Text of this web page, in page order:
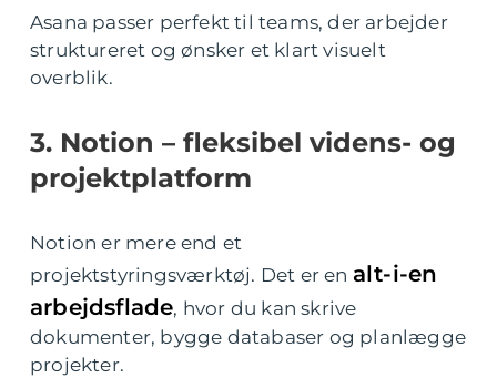
Asana passer perfekt til teams, der arbejder
struktureret og ønsker et klart visuelt
overblik.
3. Notion – fleksibel videns- og
projektplatform
Notion er mere end et
projektstyringsværktøj. Det er en alt-i-en
arbejdsflade, hvor du kan skrive
dokumenter, bygge databaser og planlægge
projekter.